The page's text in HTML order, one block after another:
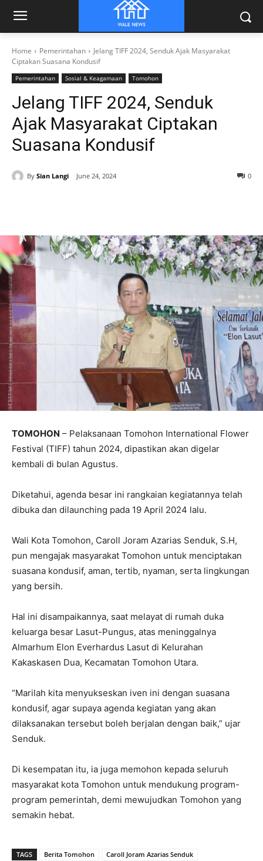
Home Pemerintahan
Jelang TIFF 2024, Senduk Ajak Masyarakat
Ciptakan Suasana Kondusif
Pemerintahan Sosial & Keagamaan Tomohon
Jelang TIFF 2024, Senduk
Ajak Masyarakat Ciptakan
Suasana Kondusif
By Sian Langi June 24, 2024 0
TOMOHON – Pelaksanaan Tomohon International Flower
Festival (TIFF) tahun 2024, dipastikan akan digelar
kembali di bulan Agustus.
Diketahui, agenda besar ini rangkaian kegiatannya telah
dibuka dan dilaunching pada 19 April 2024 lalu.
Wali Kota Tomohon, Caroll Joram Azarias Senduk, S.H,
pun mengajak masyarakat Tomohon untuk menciptakan
suasana kondusif, aman, tertib, nyaman, serta lingkungan
yang bersih.
Hal ini disampaikannya, saat melayat di rumah duka
keluarga besar Lasut-Pungus, atas meninggalnya
Almarhum Elon Everhardus Lasut di Kelurahan
Kakaskasen Dua, Kecamatan Tomohon Utara.
“Marilah kita menyukseskan iven ini dengan suasana
kondusif, agar supaya agenda kegiatan yang akan
dilaksanakan tersebut boleh berjalan dengan baik,” ujar
Senduk.
Di kesempatan itu, ia juga memohon kepada seluruh
masyarakat kota Tomohon untuk mendukung program-
program pemerintah, demi mewujudkan Tomohon yang
semakin hebat.
TAGS Berita Tomohon
Caroll Joram Azarias Senduk